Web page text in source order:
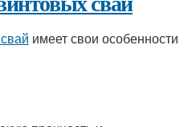
имеет свои особенности